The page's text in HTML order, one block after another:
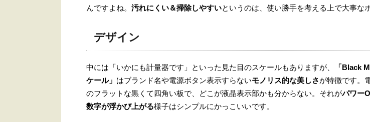
んですよね。 汚れにくい＆掃除しやすいというのは、使い勝手を考える上で大事な
デザイン
中には「いかにも計量器です」といった見た目のスケールもありますが、
「Black
ケール」 はブランド名や電源ボタン表示すらないモノリス的な美しさが特徴です。
のフラットな黒くて四角い板で、どこが液晶表示部かも分からない。それがパワー
数字が浮かび上がる様子はシンプルにかっこいいです。